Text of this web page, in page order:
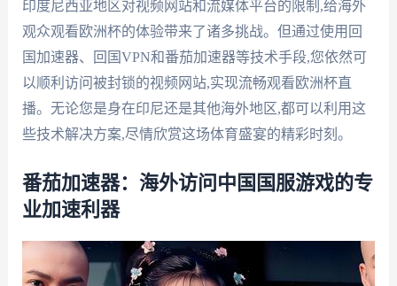
印度尼西亚地区对视频网站和流媒体平台的限制,给海外
观众观看欧洲杯的体验带来了诸多挑战。但通过使用回
国加速器、回国VPN和番茄加速器等技术手段,您依然可
以顺利访问被封锁的视频网站,实现流畅观看欧洲杯直
播。无论您是身在印尼还是其他海外地区,都可以利用这
些技术解决方案,尽情欣赏这场体育盛宴的精彩时刻。
番茄加速器：海外访问中国国服游戏的专
业加速利器